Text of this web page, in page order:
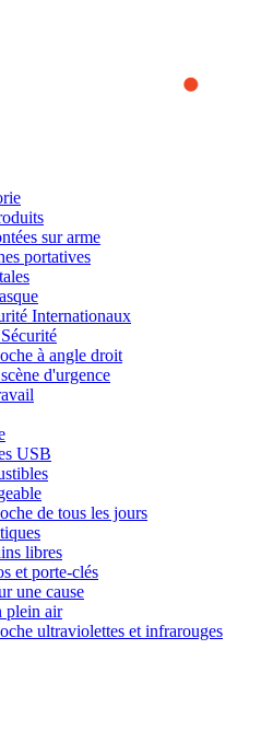
provide you the best experience
this website, you accept
how the website is used and
learn more or to find out how
access our
sur arme
portatives
Internationaux
à angle droit
d'urgence
USB
de tous les jours
libres
et porte-clés
une cause
plein air
ultraviolettes et infrarouges